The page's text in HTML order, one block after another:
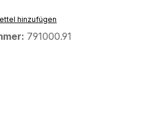
hinzufügen
791000.91